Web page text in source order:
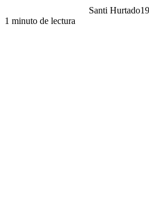
Santi Hurtado
1 minuto de lectura